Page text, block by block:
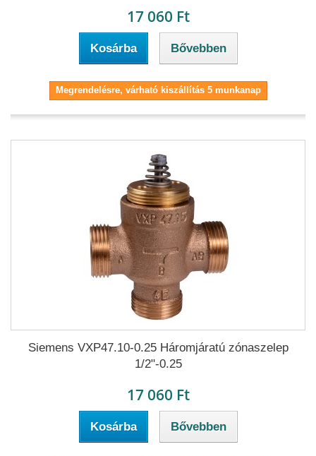
17 060 Ft
Kosárba Bővebben
Megrendelésre, várható kiszállítás 5 munkanap
Siemens VXP47.10-0.25 Háromjáratú zónaszelep
1/2"-0.25
17 060 Ft
Kosárba Bővebben